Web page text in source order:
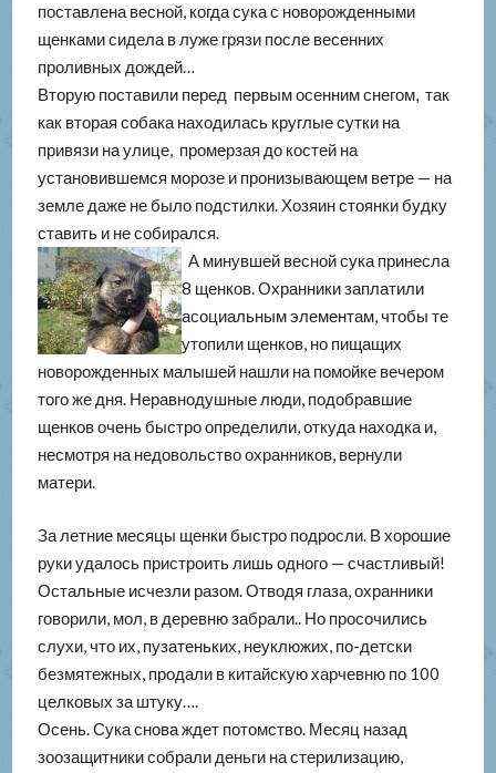
поставлена весной, когда сука с новорожденными
щенками сидела в луже грязи после весенних
проливных дождей…
Вторую поставили перед первым осенним снегом, так
как вторая собака находилась круглые сутки на
привязи на улице, промерзая до костей на
установившемся морозе и пронизывающем ветре — на
земле даже не было подстилки. Хозяин стоянки будку
ставить и не собирался.
А минувшей весной сука принесла
8 щенков. Охранники заплатили
асоциальным элементам, чтобы те
утопили щенков, но пищащих
новорожденных малышей нашли на помойке вечером
того же дня. Неравнодушные люди, подобравшие
щенков очень быстро определили, откуда находка и,
несмотря на недовольство охранников, вернули
матери.
За летние месяцы щенки быстро подросли. В хорошие
руки удалось пристроить лишь одного — счастливый!
Остальные исчезли разом. Отводя глаза, охранники
говорили, мол, в деревню забрали.. Но просочились
слухи, что их, пузатеньких, неуклюжих, по-детски
безмятежных, продали в китайскую харчевню по 100
целковых за штуку….
Осень. Сука снова ждет потомство. Месяц назад
зоозащитники собрали деньги на стерилизацию,